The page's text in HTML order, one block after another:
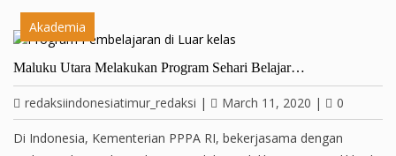
Akademia
Maluku Utara Melakukan Program Sehari Belajar…
redaksiindonesiatimur_redaksi | March 11, 2020 | 0
Di Indonesia, Kementerian PPPA RI, bekerjasama dengan